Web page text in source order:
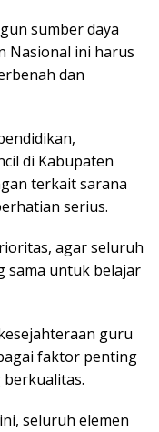
sumber daya
Nasional ini harus
dan
di Kabupaten
terkait sarana
serius.
agar seluruh
sama untuk belajar
guru
faktor penting
seluruh elemen